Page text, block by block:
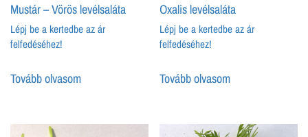
Mustár – Vörös levélsaláta
Lépj be a kertedbe az ár
felfedéséhez!
Tovább olvasom
Oxalis levélsaláta
Lépj be a kertedbe az ár
felfedéséhez!
Tovább olvasom